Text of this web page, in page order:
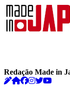
Redação Made in